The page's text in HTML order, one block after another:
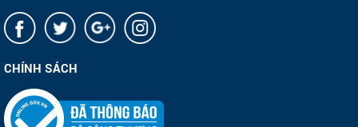
CHÍNH SÁCH